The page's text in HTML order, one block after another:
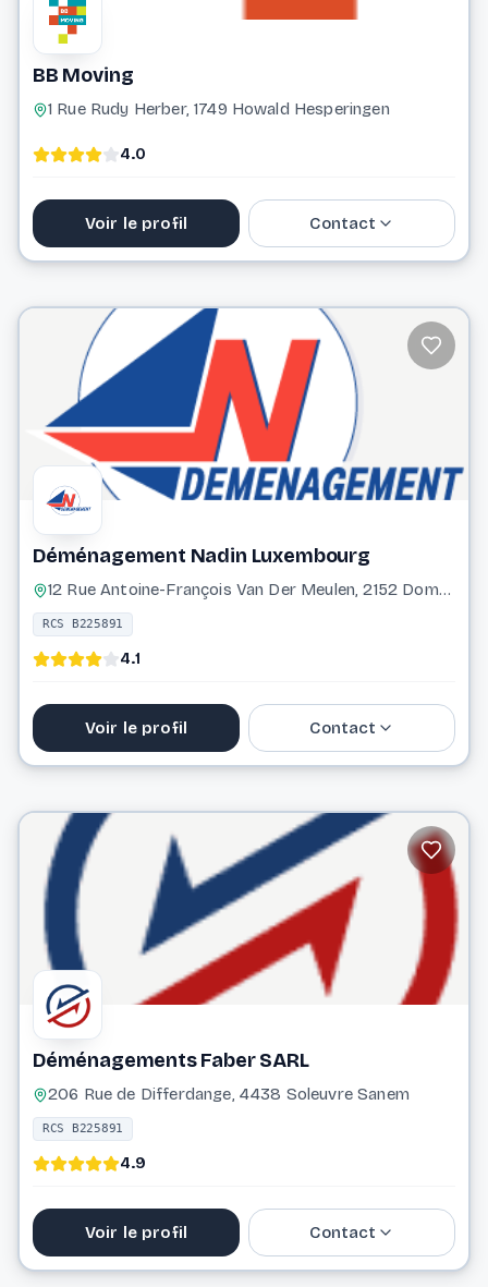
BB Moving
1 Rue Rudy Herber, 1749 Howald Hesperingen
4.0
Voir le profil Contact
info@bbmoving.lu
Website
Déménagement Nadin Luxembourg
12 Rue Antoine-François Van Der Meulen, 2152 Dommeldange Luxembourg
RCS B225891
4.1
Voir le profil Contact
info@demenagement-nadin.com
Website
Déménagements Faber SARL
206 Rue de Differdange, 4438 Soleuvre Sanem
RCS B225891
4.9
Voir le profil Contact